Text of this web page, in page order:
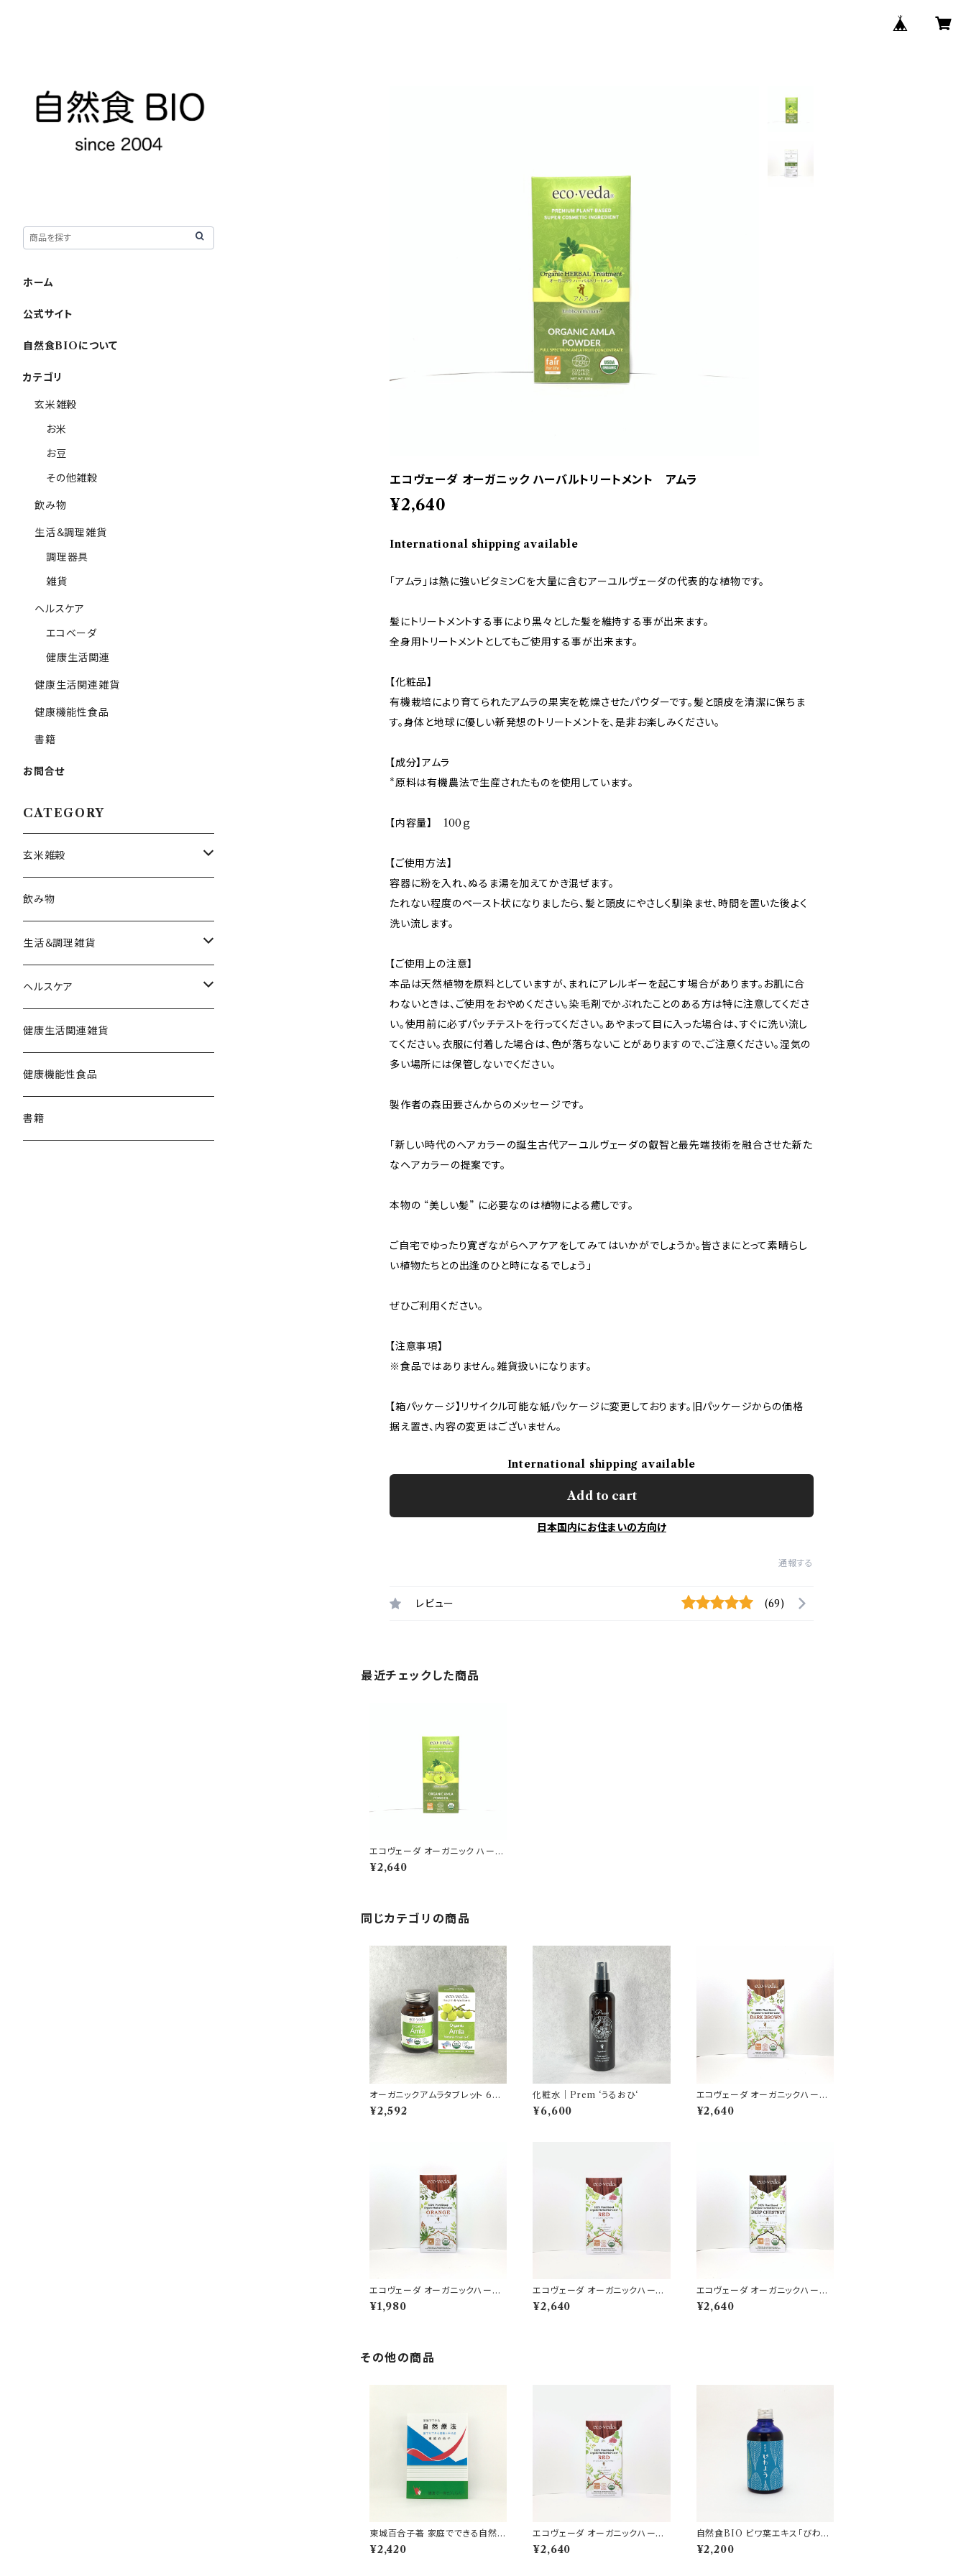
エコヴェーダ オーガニック ハーバルトリートメント アムラ
¥2,640
International shipping available
「アムラ」は熱に強いビタミンCを大量に含むアーユルヴェーダの代表的な植物です。
髪にトリートメントする事により黒々とした髪を維持する事が出来ます。
全身用トリートメントとしてもご使用する事が出来ます。
【化粧品】
有機栽培により育てられたアムラの果実を乾燥させたパウダーです。髪と頭皮を清潔に保ちま
す。身体と地球に優しい新発想のトリートメントを、是非お楽しみください。
【成分】アムラ
*原料は有機農法で生産されたものを使用しています。
【内容量】 100ｇ
【ご使用方法】
容器に粉を入れ、ぬるま湯を加えてかき混ぜます。
たれない程度のペースト状になりましたら、髪と頭皮にやさしく馴染ませ、時間を置いた後よく
洗い流します。
【ご使用上の注意】
本品は天然植物を原料としていますが、まれにアレルギーを起こす場合があります。お肌に合
わないときは、ご使用をおやめください。染毛剤でかぶれたことのある方は特に注意してくださ
い。使用前に必ずパッチテストを行ってください。あやまって目に入った場合は、すぐに洗い流し
てください。衣服に付着した場合は、色が落ちないことがありますので、ご注意ください。湿気の
多い場所には保管しないでください。
製作者の森田要さんからのメッセージです。
「新しい時代のヘアカラーの誕生古代アーユルヴェーダの叡智と最先端技術を融合させた新た
なヘアカラーの提案です。
本物の “美しい髪” に必要なのは植物による癒しです。
ご自宅でゆったり寛ぎながらヘアケアをしてみてはいかがでしょうか。皆さまにとって素晴らし
い植物たちとの出逢のひと時になるでしょう」
ぜひご利用ください。
【注意事項】
※食品ではありません。雑貨扱いになります。
【箱パッケージ】リサイクル可能な紙パッケージに変更しております。旧パッケージからの価格
据え置き、内容の変更はございません。
International shipping available
Add to cart
日本国内にお住まいの方向け
通報する
レビュー (69)
最近チェックした商品
エコヴェーダ オーガニック ハーバ
ルトリートメント アムラ
¥2,640
同じカテゴリの商品
オーガニックアムラタブレット 60
個×0.4ｇ
¥2,592
化粧水｜Prem ‘うるおひ‘
¥6,600
エコヴェーダ オーガニックハーバ
ルヘアカラー ダークブラウン
¥2,640
エコヴェーダ オーガニックハーバ
ルヘアカラー オレンジ
¥1,980
エコヴェーダ オーガニックハーバ
ルヘアカラー レッド
¥2,640
エコヴェーダ オーガニックハーバ
ルヘアカラー ディープチェスナッ
ト
¥2,640
その他の商品
東城百合子著 家庭でできる自然療
法
¥2,420
エコヴェーダ オーガニックハーバ
ルヘアカラー レッド
¥2,640
自然食BIO ビワ葉エキス「びわよ
う」
¥2,200
ホーム
公式サイト
自然食BIOについて
カテゴリ
玄米雑穀
お米
お豆
その他雑穀
飲み物
生活＆調理雑貨
調理器具
雑貨
ヘルスケア
エコベーダ
健康生活関連
健康生活関連雑貨
健康機能性食品
書籍
お問合せ
CATEGORY
玄米雑穀
お米
お豆
その他雑穀
飲み物
生活＆調理雑貨
調理器具
雑貨
ヘルスケア
エコベーダ
健康生活関連
健康生活関連雑貨
健康機能性食品
書籍